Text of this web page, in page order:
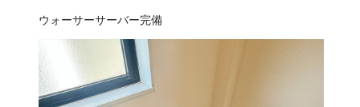
ウォーサーサーバー完備